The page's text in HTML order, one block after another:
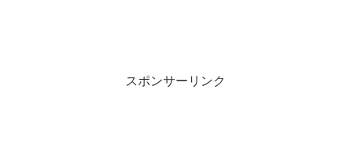
スポンサーリンク